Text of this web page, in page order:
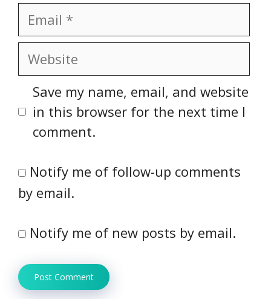
Email
Website
Save my name, email, and website
in this browser for the next time I
comment.
Notify me of follow-up comments
by email.
Notify me of new posts by email.